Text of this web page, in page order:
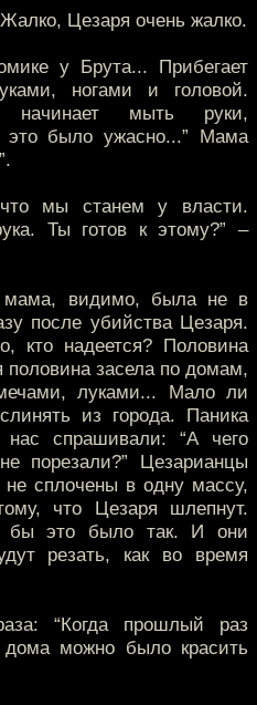
Цезаря очень жалко.
у Брута... Прибегает
ногами и головой.
начинает мыть руки,
это было ужасно...” Мама
мы станем у власти.
Ты готов к этому?” –
мама, видимо, была не в
после убийства Цезаря.
кто надеется? Половина
половина засела по домам,
луками... Мало ли
из города. Паника
спрашивали: “А чего
порезали?” Цезарианцы
сплочены в одну массу,
что Цезаря шлепнут.
бы это было так. И они
резать, как во время
“Когда прошлый раз
можно было красить